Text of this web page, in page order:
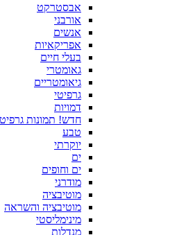
אבסטרקט
אורבני
אנשים
אפריקאיות
בעלי חיים
גאומטרי
גיאומטריים
גרפיטי
דמויות
חדש! תמונות
טבע
יוקרתי
ים
ים וחופים
מודרני
מוטיבציה
מוטיבציה והשראה
מינימליסטי
מנדלות